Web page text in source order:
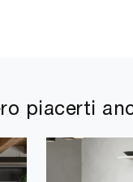
piacerti